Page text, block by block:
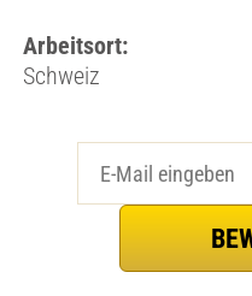
Arbeitsort:
Schweiz